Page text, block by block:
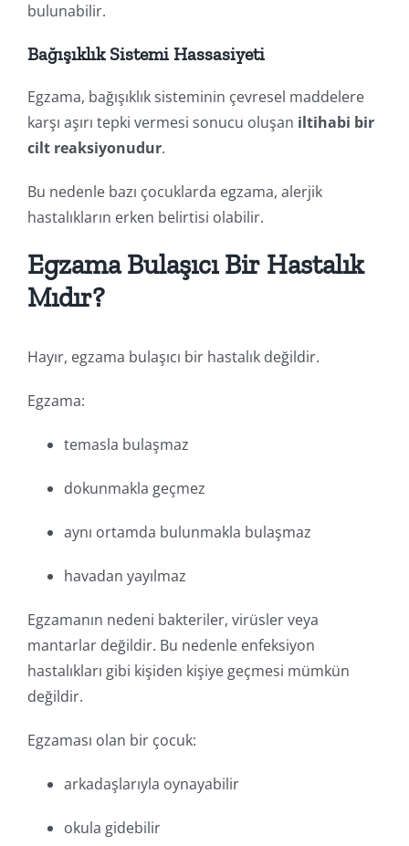
bulunabilir.
Bağışıklık Sistemi Hassasiyeti
Egzama, bağışıklık sisteminin çevresel maddelere
karşı aşırı tepki vermesi sonucu oluşan iltihabi bir
cilt reaksiyonudur.
Bu nedenle bazı çocuklarda egzama, alerjik
hastalıkların erken belirtisi olabilir.
Egzama Bulaşıcı Bir Hastalık
Mıdır?
Hayır, egzama bulaşıcı bir hastalık değildir.
Egzama:
temasla bulaşmaz
dokunmakla geçmez
aynı ortamda bulunmakla bulaşmaz
havadan yayılmaz
Egzamanın nedeni bakteriler, virüsler veya
mantarlar değildir. Bu nedenle enfeksiyon
hastalıkları gibi kişiden kişiye geçmesi mümkün
değildir.
Egzaması olan bir çocuk:
arkadaşlarıyla oynayabilir
okula gidebilir